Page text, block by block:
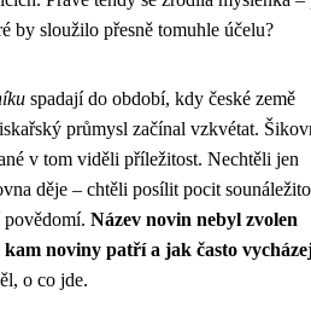
by sloužilo přesně tomuhle účelu?
spadají do období, kdy české země
průmysl začínal vzkvétat.
v tom viděli příležitost. Nechtěli jen
děje – chtěli posílit pocit
Název novin nebyl zvolen
noviny patří a jak často
o co jde.